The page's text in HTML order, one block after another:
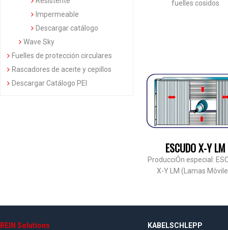
Impermeable
Descargar catálogo
Wave Sky
Fuelles de protección circulares
Rascadores de aceite y cepillos
Descargar Catálogo PEI
fuelles cosidos
ESCUDO X-Y LM
ProducciÓn especial:
X-Y LM (Lamas
REIN Solutions KABELSCHLEPP